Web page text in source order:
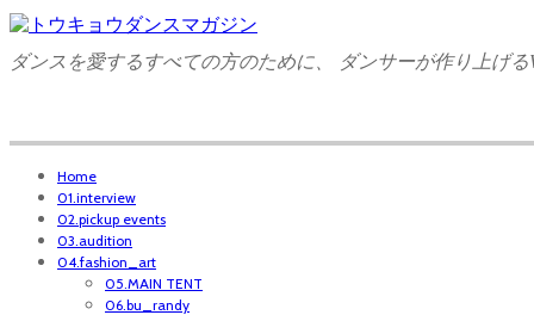
ダンスを愛するすべての方のために、 ダンサーが作り上げる
Home
01.interview
02.pickup events
03.audition
04.fashion_art
05.MAIN TENT
06.bu_randy